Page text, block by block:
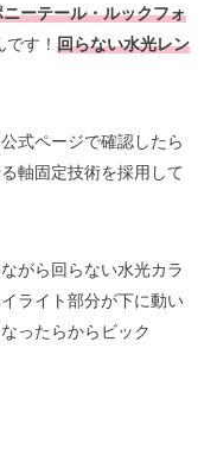
ーテール・ルックフォ
です！回らない水光レン
式ページで確認したら
軸固定技術を採用して
がら回らない水光カラ
ライト部分が下に動い
ったらからビック